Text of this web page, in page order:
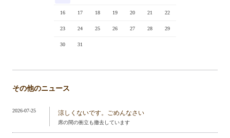
16 17 18 19 20 21 22
23 24 25 26 27 28 29
30 31
その他のニュース
2026-07-25 涼しくないです。ごめんなさい
席の間の衝立も撤去しています